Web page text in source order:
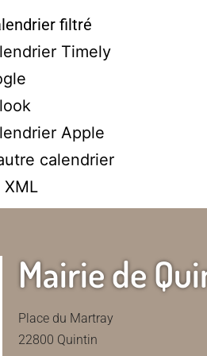
filtré
Timely
Apple
calendrier
Mairie de
Place du Martray
22800 Quintin